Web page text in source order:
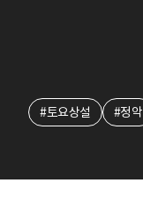
#토요상설 #정악